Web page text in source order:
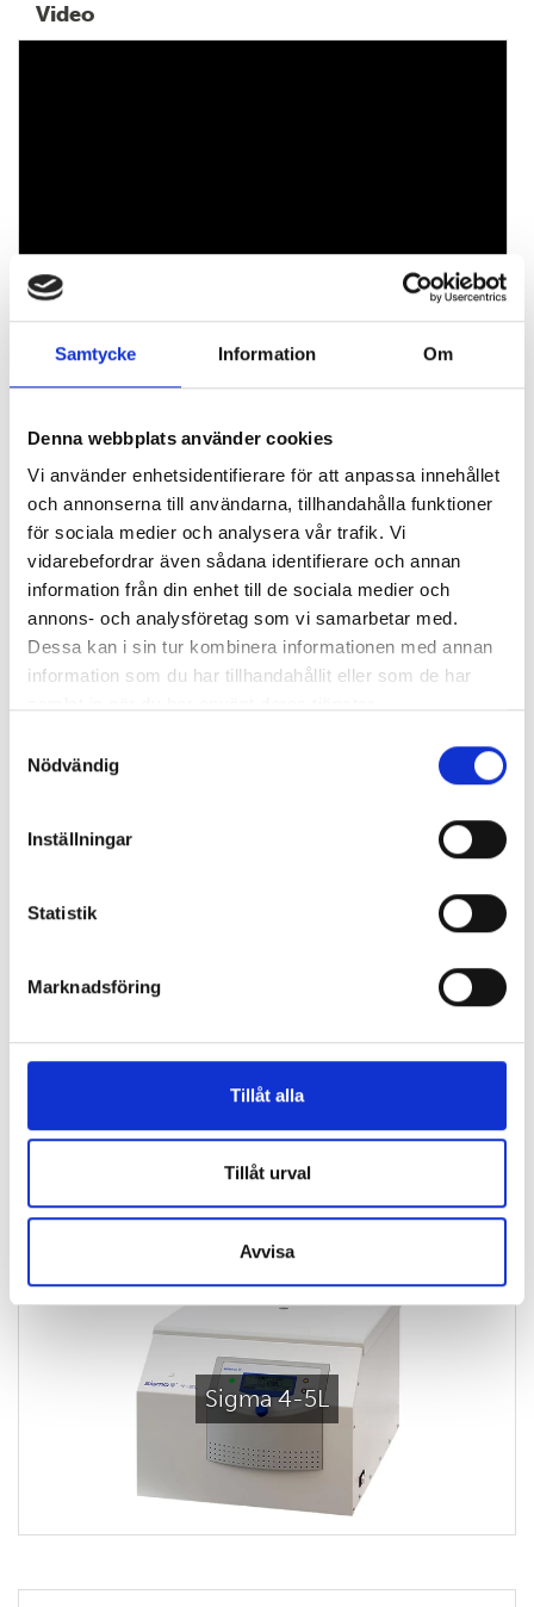
Samtycke Information Om
Denna webbplats använder cookies
Vi använder enhetsidentifierare för att anpassa innehållet
och annonserna till användarna, tillhandahålla funktioner
för sociala medier och analysera vår trafik. Vi
vidarebefordrar även sådana identifierare och annan
information från din enhet till de sociala medier och
annons- och analysföretag som vi samarbetar med.
Dessa kan i sin tur kombinera informationen med annan
information som du har tillhandahållit eller som de har
Nödvändig
Inställningar
Statistik
Marknadsföring
Tillåt alla
Tillåt urval
Avvisa
Video
CONTACT US HERE
LIKNANDE PRODUKTER
Sigma 4-5L